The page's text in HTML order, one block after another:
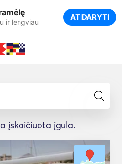
ir lengviau ATIDARYTI
įskaičiuota įgula.